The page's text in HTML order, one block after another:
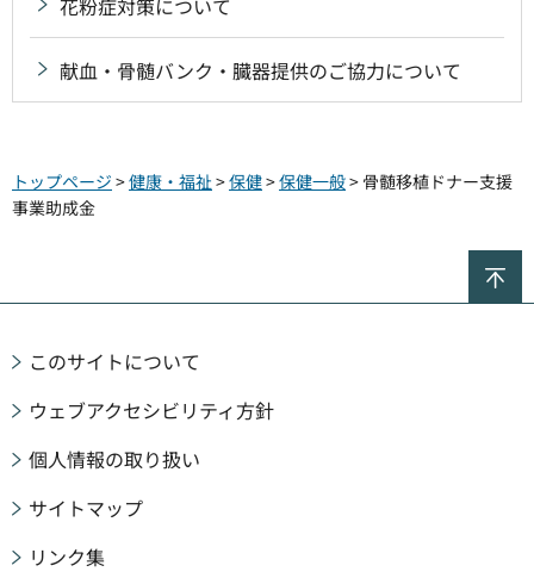
花粉症対策について
献血・骨髄バンク・臓器提供のご協力について
トップページ >健康・福祉 >保健>保健一般> 骨髄移植ドナー支援
事業助成金
このサイトについて
ウェブアクセシビリティ方針
個人情報の取り扱い
サイトマップ
リンク集